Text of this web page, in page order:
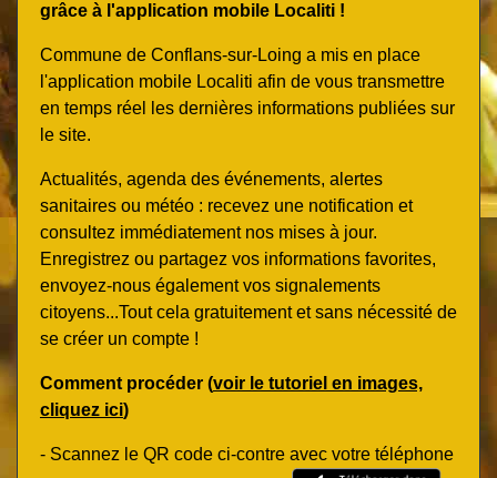
grâce à l'application mobile Localiti !
Commune de Conflans-sur-Loing a mis en place
l'application mobile Localiti afin de vous transmettre
en temps réel les dernières informations publiées sur
le site.
Actualités, agenda des événements, alertes
sanitaires ou météo : recevez une notification et
consultez immédiatement nos mises à jour.
Enregistrez ou partagez vos informations favorites,
envoyez-nous également vos signalements
citoyens...Tout cela gratuitement et sans nécessité de
se créer un compte !
Comment procéder (voir le tutoriel en images,
cliquez ici)
- Scannez le QR code ci-contre avec votre téléphone